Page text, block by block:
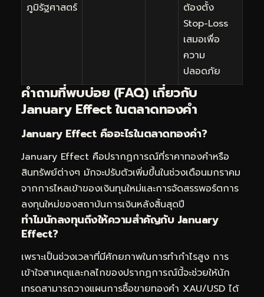
ภูมิรัฐศาสตร์
ต้องตั้ง
Stop-Loss
เสมอเพื่อ
ความ
ปลอดภัย
คำถามที่พบบ่อย (FAQ) เกี่ยวกับ
January Effect ในตลาดทองคำ
January Effect คืออะไรในตลาดทองคำ?
January Effect คือปรากฏการณ์ที่ราคาทองคำหรือ
สินทรัพย์ต่างๆ มักจะปรับตัวเพิ่มขึ้นในช่วงเดือนมกราคม
จากการไหลเข้าของเงินทุนใหม่และการจัดสรรพอร์ตการ
ลงทุนใหม่ของสถาบันการเงินหลังสิ้นสุดปี
ทำไมนักลงทุนถึงให้ความสำคัญกับ January
Effect?
เพราะเป็นช่วงเวลาที่มีศักยภาพในการทำกำไรสูง การ
เข้าใจสาเหตุและกลไกของปรากฏการณ์นี้จะช่วยให้นัก
เทรดสามารถวางแผนการซื้อขายทองคำ XAU/USD ได้